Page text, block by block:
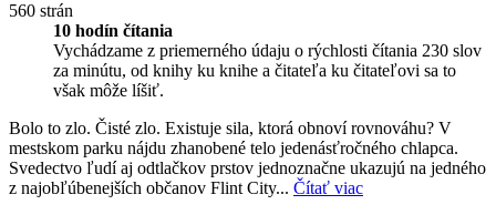
560 strán
10 hodín čítania
Vychádzame z priemerného údaju o rýchlosti čítania 230 slov
za minútu, od knihy ku knihe a čitateľa ku čitateľovi sa to
však môže líšiť.
Bolo to zlo. Čisté zlo. Existuje sila, ktorá obnoví rovnováhu? V
mestskom parku nájdu zhanobené telo jedenásťročného chlapca.
Svedectvo ľudí aj odtlačkov prstov jednoznačne ukazujú na jedného
z najobľúbenejších občanov Flint City... Čítať viac